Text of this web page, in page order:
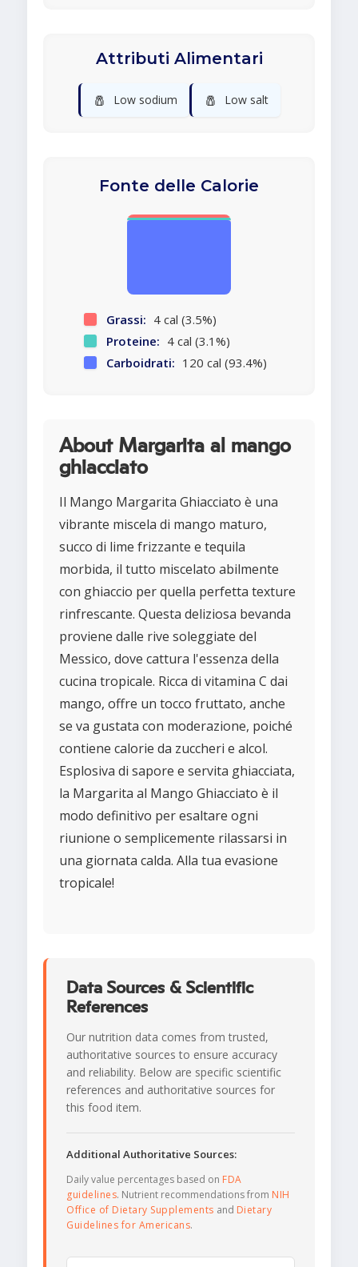
Attributi Alimentari
🧂 Low sodium 🧂 Low salt
Fonte delle Calorie
Grassi: 4 cal (3.5%)
Proteine: 4 cal (3.1%)
Carboidrati: 120 cal (93.4%)
About Margarita al mango
ghiacciato
Il Mango Margarita Ghiacciato è una
vibrante miscela di mango maturo,
succo di lime frizzante e tequila
morbida, il tutto miscelato abilmente
con ghiaccio per quella perfetta texture
rinfrescante. Questa deliziosa bevanda
proviene dalle rive soleggiate del
Messico, dove cattura l'essenza della
cucina tropicale. Ricca di vitamina C dai
mango, offre un tocco fruttato, anche
se va gustata con moderazione, poiché
contiene calorie da zuccheri e alcol.
Esplosiva di sapore e servita ghiacciata,
la Margarita al Mango Ghiacciato è il
modo definitivo per esaltare ogni
riunione o semplicemente rilassarsi in
una giornata calda. Alla tua evasione
tropicale!
Data Sources & Scientific
References
Our nutrition data comes from trusted,
authoritative sources to ensure accuracy
and reliability. Below are specific scientific
references and authoritative sources for
this food item.
Additional Authoritative Sources:
Daily value percentages based on FDA
guidelines. Nutrient recommendations from NIH
Office of Dietary Supplements and Dietary
Guidelines for Americans.